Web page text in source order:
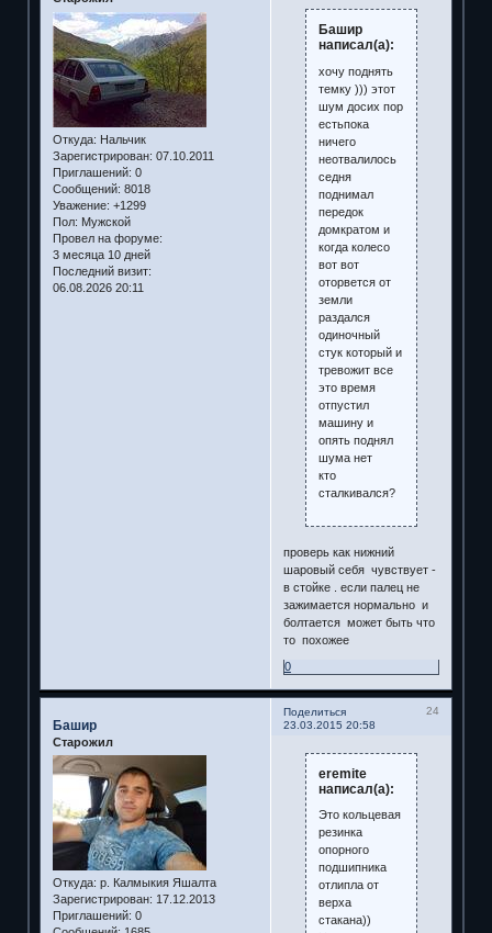
Откуда: Нальчик
Зарегистрирован: 07.10.2011
Приглашений: 0
Сообщений: 8018
Уважение: +1299
Пол: Мужской
Провел на форуме:
3 месяца 10 дней
Последний визит:
06.08.2026 20:11
Башир
написал(а):
хочу поднять
темку ))) этот
шум досих пор
естьпока
ничего
неотвалилось
седня
поднимал
передок
домкратом и
когда колесо
вот вот
оторвется от
земли
раздался
одиночный
стук который и
тревожит все
это время
отпустил
машину и
опять поднял
шума нет
кто
сталкивался?
проверь как нижний
шаровый себя чувствует -
в стойке . если палец не
зажимается нормально и
болтается может быть что
то похожее
0
Поделиться
24
23.03.2015 20:58
Башир
Старожил
Откуда: р. Калмыкия Яшалта
Зарегистрирован: 17.12.2013
Приглашений: 0
eremite
написал(а):
Это кольцевая
резинка
опорного
подшипника
отлипла от
верха
стакана))